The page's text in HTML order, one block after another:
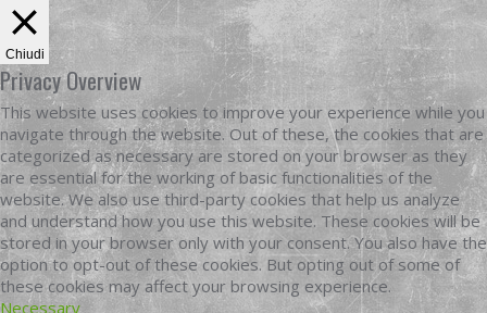
Chiudi
Privacy Overview
This website uses cookies to improve your experience while you
navigate through the website. Out of these, the cookies that are
categorized as necessary are stored on your browser as they
are essential for the working of basic functionalities of the
website. We also use third-party cookies that help us analyze
and understand how you use this website. These cookies will be
stored in your browser only with your consent. You also have the
option to opt-out of these cookies. But opting out of some of
these cookies may affect your browsing experience.
Necessary